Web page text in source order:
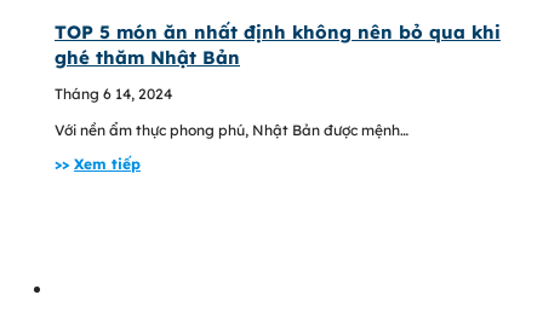
TOP 5 món ăn nhất định không nên bỏ qua khi
ghé thăm Nhật Bản
Tháng 6 14, 2024
Với nền ẩm thực phong phú, Nhật Bản được mệnh…
>> Xem tiếp